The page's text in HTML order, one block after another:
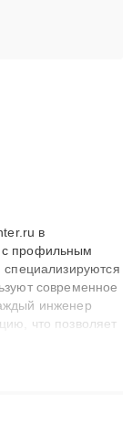
в
с профильным
современное
инженер
что позволяет
мастера